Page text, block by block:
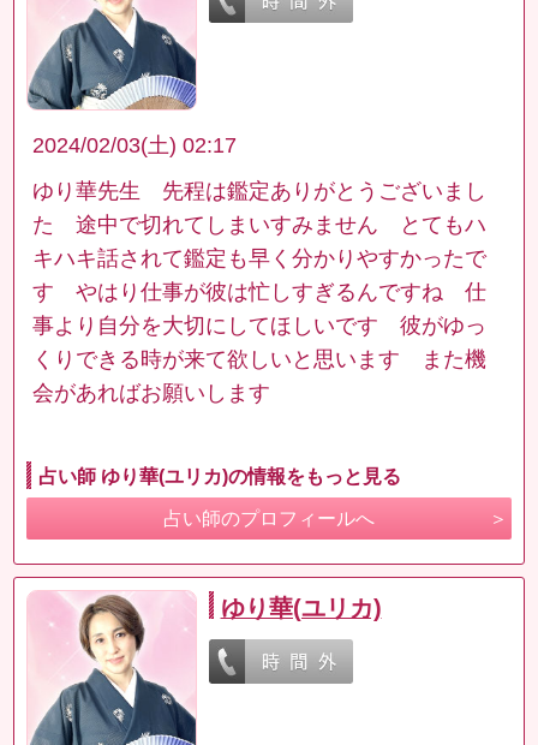
2024/02/03(土) 02:17
ゆり華先生 先程は鑑定ありがとうございまし
た 途中で切れてしまいすみません とてもハ
キハキ話されて鑑定も早く分かりやすかったで
す やはり仕事が彼は忙しすぎるんですね 仕
事より自分を大切にしてほしいです 彼がゆっ
くりできる時が来て欲しいと思います また機
会があればお願いします
占い師 ゆり華(ユリカ)の情報をもっと見る
占い師のプロフィールへ
ゆり華(ユリカ)